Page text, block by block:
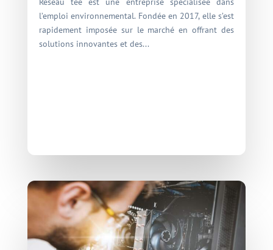
l’emploi environnemental. Fondée en 2017, elle s’est
rapidement imposée sur le marché en offrant des
solutions innovantes et des...